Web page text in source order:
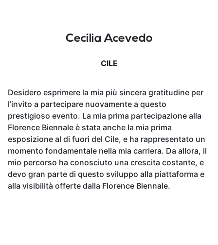
Cecilia Acevedo
CILE
Desidero esprimere la mia più sincera gratitudine per
l’invito a partecipare nuovamente a questo
prestigioso evento. La mia prima partecipazione alla
Florence Biennale è stata anche la mia prima
esposizione al di fuori del Cile, e ha rappresentato un
momento fondamentale nella mia carriera. Da allora, il
mio percorso ha conosciuto una crescita costante, e
devo gran parte di questo sviluppo alla piattaforma e
alla visibilità offerte dalla Florence Biennale.